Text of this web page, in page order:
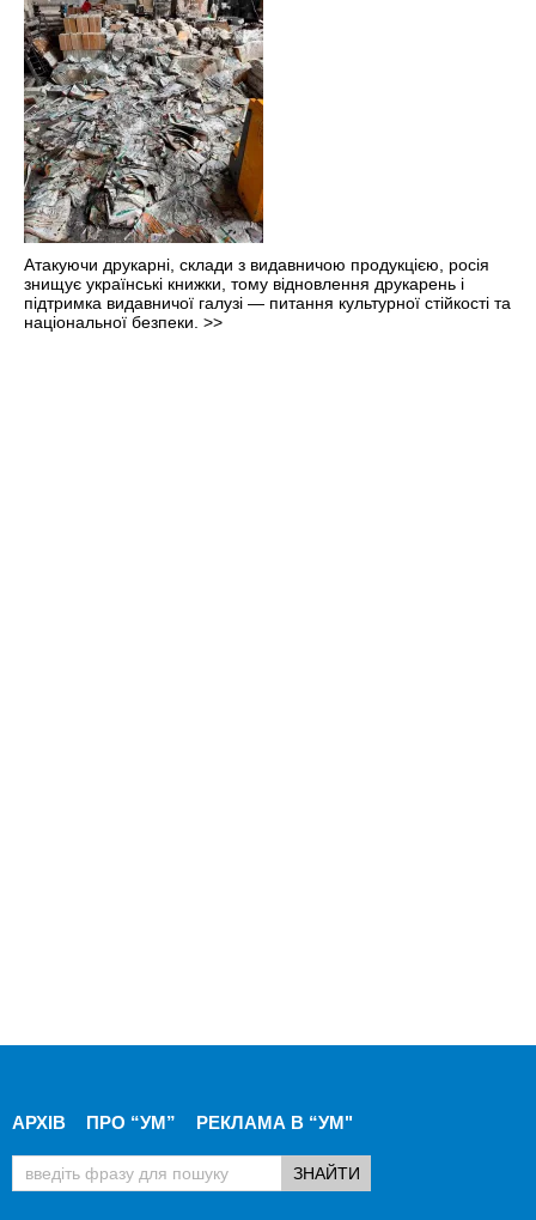
Атакуючи друкарні, склади з видавничою продукцією, росія
знищує українські книжки, тому відновлення друкарень і
підтримка видавничої галузі — питання культурної стійкості та
національної безпеки. >>
АРХІВ ПРО “УМ” РЕКЛАМА В “УМ"